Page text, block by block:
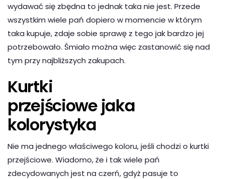
wydawać się zbędna to jednak taka nie jest. Przede
wszystkim wiele pań dopiero w momencie w którym
taka kupuje, zdaje sobie sprawę z tego jak bardzo jej
potrzebowało. Śmiało można więc zastanowić się nad
tym przy najbliższych zakupach.
Kurtki
przejściowe jaka
kolorystyka
Nie ma jednego właściwego koloru, jeśli chodzi o kurtki
przejściowe. Wiadomo, że i tak wiele pań
zdecydowanych jest na czerń, gdyż pasuje to